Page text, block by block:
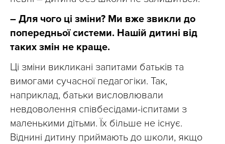
– Для чого ці зміни? Ми вже звикли до
попередньої системи. Нашій дитині від
таких змін не краще.
Ці зміни викликані запитами батьків та
вимогами сучасної педагогіки. Так,
наприклад, батьки висловлювали
невдоволення співбесідами-іспитами з
маленькими дітьми. Їх більше не існує.
Віднині дитину приймають до школи, якщо